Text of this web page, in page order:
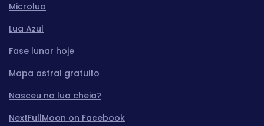
Microlua
Lua Azul
Fase lunar hoje
Mapa astral gratuito
Nasceu na lua cheia?
NextFullMoon on Facebook